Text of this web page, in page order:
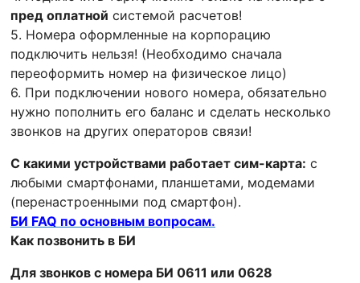
пред оплатной системой расчетов!
5. Номера оформленные на корпорацию
подключить нельзя! (Необходимо сначала
переоформить номер на физическое лицо)
6. При подключении нового номера, обязательно
нужно пополнить его баланс и сделать несколько
звонков на других операторов связи!
С какими устройствами работает сим-карта: с
любыми смартфонами, планшетами, модемами
(перенастроенными под смартфон).
БИ FAQ по основным вопросам.
Как позвонить в БИ
Для звонков с номера БИ 0611 или 0628